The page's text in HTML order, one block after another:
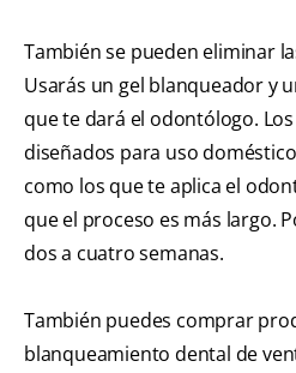
También se pueden eliminar
Usarás un gel blanqueador y
que te dará el odontólogo.
diseñados para uso
como los que te aplica el
que el proceso es más largo.
dos a cuatro semanas.
También puedes comprar
blanqueamiento dental de